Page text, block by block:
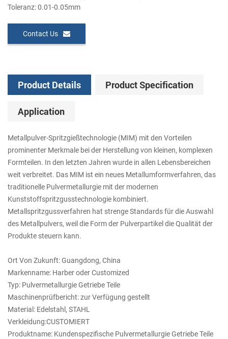
Toleranz: 0.01-0.05mm
Contact Us
Product Details Product Specification
Application
Metallpulver-Spritzgießtechnologie (MIM) mit den Vorteilen
prominenter Merkmale bei der Herstellung von kleinen, komplexen
Formteilen. In den letzten Jahren wurde in allen Lebensbereichen
weit verbreitet. Das MIM ist ein neues Metallumformverfahren, das
traditionelle Pulvermetallurgie mit der modernen
Kunststoffspritzgusstechnologie kombiniert.
Metallspritzgussverfahren hat strenge Standards für die Auswahl
des Metallpulvers, weil die Form der Pulverpartikel die Qualität der
Produkte steuern kann.
Ort Von Zukunft: Guangdong, China
Markenname: Harber oder Customized
Typ: Pulvermetallurgie Getriebe Teile
Maschinenprüfbericht: zur Verfügung gestellt
Material: Edelstahl, STAHL
Verkleidung:CUSTOMIERT
Produktname: Kundenspezifische Pulvermetallurgie Getriebe Teile